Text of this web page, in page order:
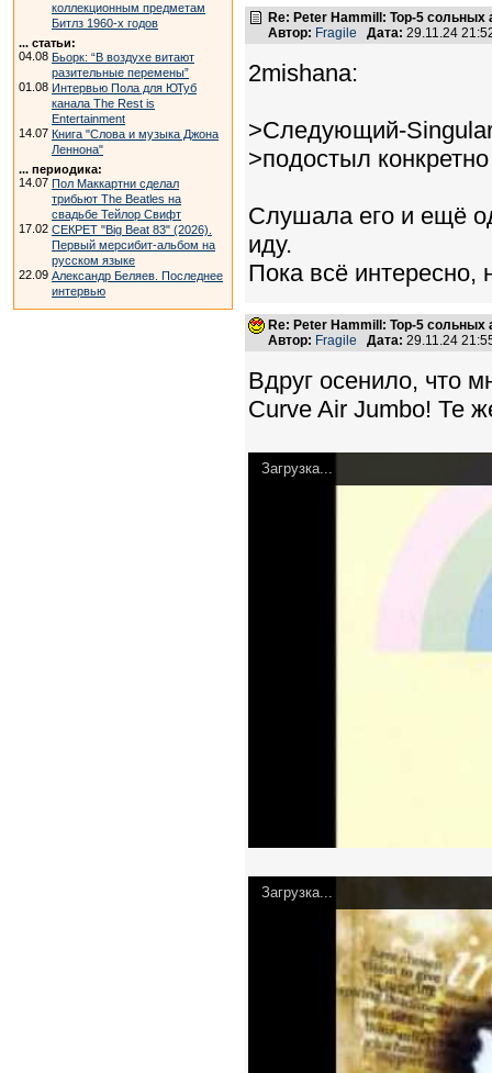
коллекционным предметам
Битлз 1960-х годов
... статьи:
04.08 Бьорк: “В воздухе витают
разительные перемены”
01.08 Интервью Пола для ЮТуб
канала The Rest is
Entertainment
14.07 Книга "Слова и музыка Джона
Леннона"
... периодика:
14.07 Пол Маккартни сделал
трибьют The Beatles на
свадьбе Тейлор Свифт
17.02 СЕКРЕТ "Big Beat 83" (2026).
Первый мерсибит-альбом на
русском языке
22.09 Александр Беляев. Последнее
интервью
Re: Peter Hammill: Top-5 сольных
Автор: Fragile Дата: 29.11.24
2mishana:
>Следующий-
>подостыл конкретно
Слушала его и ещё
иду.
Пока всё интересно,
Re: Peter Hammill: Top-5 сольных
Автор: Fragile Дата: 29.11.24
Вдруг осенило, что
Curve Air Jumbo! Те
Загрузка...
Загрузка...